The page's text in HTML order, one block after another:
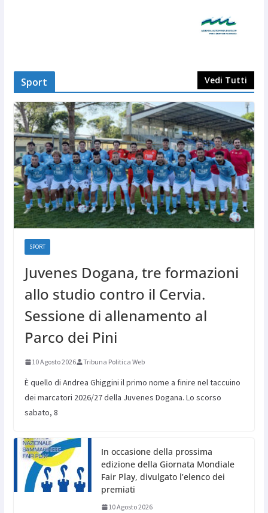
Sport Vedi Tutti
SPORT
Juvenes Dogana, tre formazioni
allo studio contro il Cervia.
Sessione di allenamento al
Parco dei Pini
10 Agosto 2026 Tribuna Politica Web
È quello di Andrea Ghiggini il primo nome a finire nel taccuino
dei marcatori 2026/27 della Juvenes Dogana. Lo scorso
sabato, 8
In occasione della prossima
edizione della Giornata Mondiale
Fair Play, divulgato l’elenco dei
premiati
10 Agosto 2026